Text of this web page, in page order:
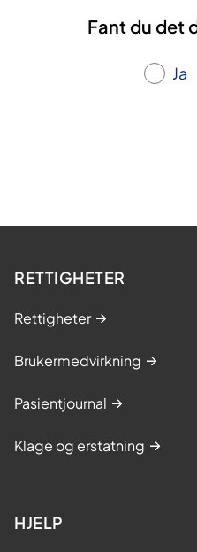
Fant du det
Ja
RETTIGHETER
Rettigheter
Brukermedvirkning
Pasientjournal
Klage og erstatning
HJELP